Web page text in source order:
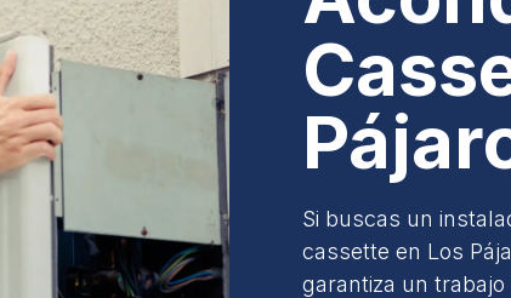
Si buscas un
cassette en Los
garantiza un